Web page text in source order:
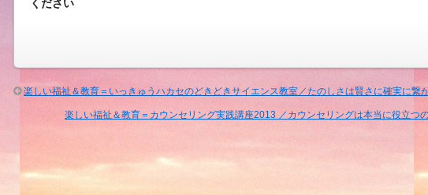
育」
／
夢
ください
楽しい福祉＆教育＝いっきゅうハカセのどきどきサイエンス教室／たのしさは賢さに確実に繋
楽しい福祉＆教育＝カウンセリング実践講座2013 ／カウンセリングは本当に役立